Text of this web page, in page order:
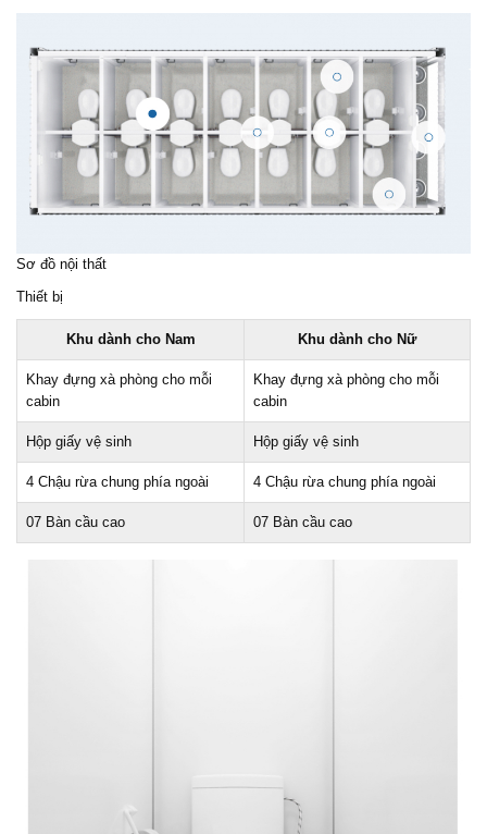
Sơ đồ nội thất
Thiết bị
Khu dành cho Nam Khu dành cho Nữ
Khay đựng xà phòng cho mỗi
cabin
Khay đựng xà phòng cho mỗi
cabin
Hộp giấy vệ sinh Hộp giấy vệ sinh
4 Chậu rừa chung phía ngoài 4 Chậu rừa chung phía ngoài
07 Bàn cầu cao 07 Bàn cầu cao